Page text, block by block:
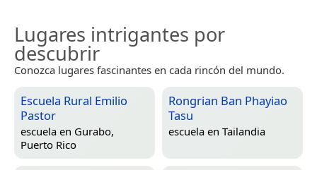
Lugares intrigantes por
descubrir
Conozca lugares fascinantes en cada rincón del mundo.
Escuela Rural Emilio
Pastor
escuela en Gurabo,
Puerto Rico
Rongrian Ban Phayiao
Tasu
escuela en Tailandia